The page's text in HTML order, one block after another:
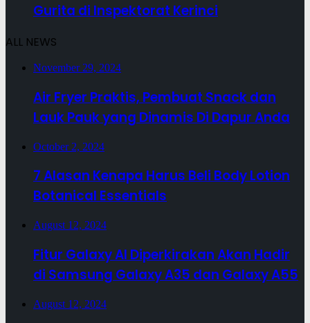
Gurita di Inspektorat Kerinci
ALL NEWS
November 29, 2024
Air Fryer Praktis, Pembuat Snack dan
Lauk Pauk yang Dinamis Di Dapur Anda
October 2, 2024
7 Alasan Kenapa Harus Beli Body Lotion
Botanical Essentials
August 12, 2024
Fitur Galaxy AI Diperkirakan Akan Hadir
di Samsung Galaxy A35 dan Galaxy A55
August 12, 2024